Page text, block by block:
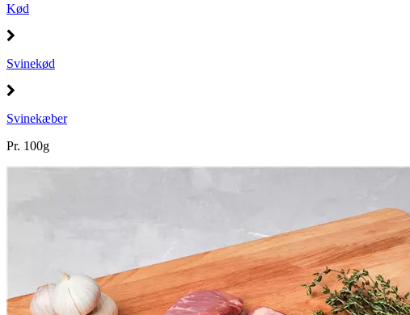
Kød
Svinekød
Svinekæber
Pr. 100g